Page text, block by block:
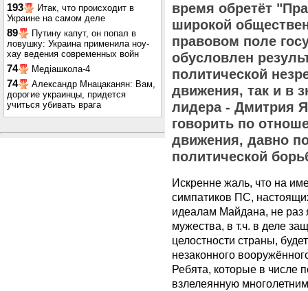
193
Итак, что происходит в
Украине на самом деле
89
Путину капут, он попал в
ловушку: Украина применила ноу-
хау ведения современных войн
74 Медіашкола-4
74
Александр Мнацаканян: Вам,
дорогие украинцы, придется
учиться убивать врага
время обретёт
широкой
правовом поле
обусловлен
политической
движения, так и в
лидера - Дмитрия
говорить по
движения, давно
политической
Искренне жаль, что на
симпатиков ПС,
идеалам Майдана, не
мужества, в т.ч. в деле
целостности страны,
незаконного
Ребята, которые в числе
взлелеянную